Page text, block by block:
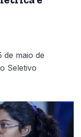
de maio de
Seletivo